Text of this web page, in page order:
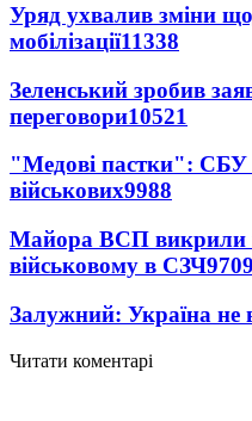
Уряд ухвалив зміни
мобілізації11338
Зеленський зробив
переговори10521
"Медові пастки": СБУ
військових9988
Майора ВСП викрили
військовому в СЗЧ9709
Залужний: Україна
Читати коментарі